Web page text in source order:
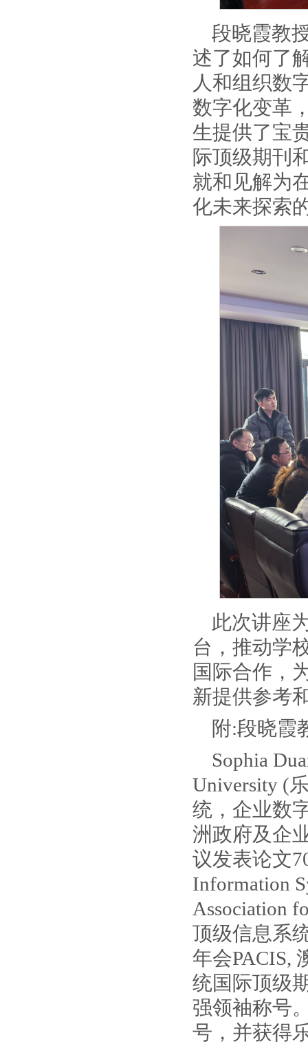
段晓霞教
述了如何了
人和组织数
数字化变革
生提供了宝
际顶级期刊
就和见解为
化未来探索
此次讲座
台，推动学
国际合作，
新提供参考
附:段晓霞
Sophia
University (
统，企业数
洲政府及企
议发表论文
Information
Association
顶级信息系
年会PACIS,
统国际顶级
强领袖称号
号，并获得